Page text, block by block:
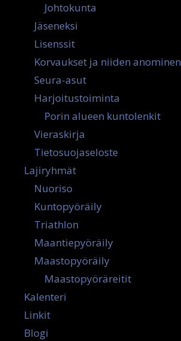
Johtokunta
Jäseneksi
Lisenssit
Korvaukset ja niiden anominen
Seura-asut
Harjoitustoiminta
Porin alueen kuntolenkit
Vieraskirja
Tietosuojaseloste
Lajiryhmät
Nuoriso
Kuntopyöräily
Triathlon
Maantiepyöräily
Maastopyöräily
Maastopyöräreitit
Kalenteri
Linkit
Blogi